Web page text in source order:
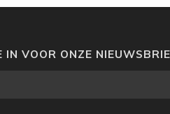
IN VOOR ONZE